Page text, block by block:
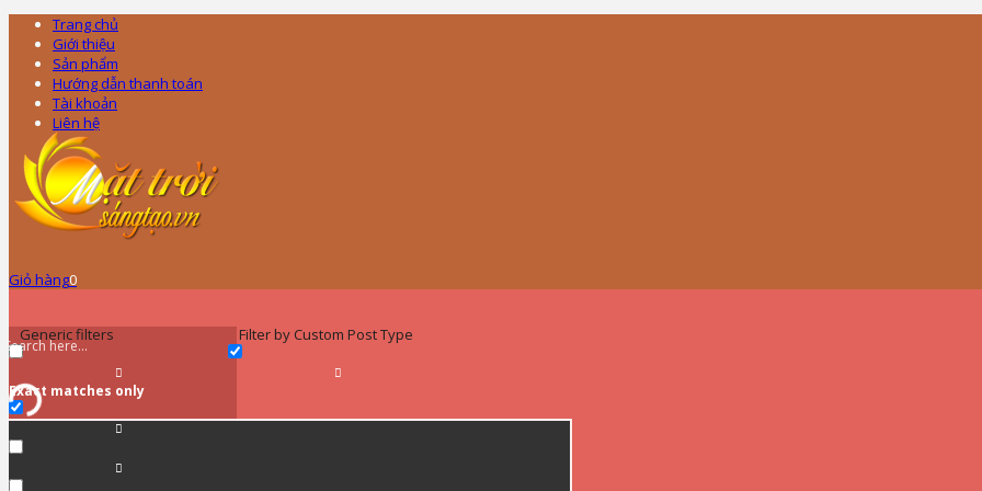
Trang chủ
Giới thiệu
Sản phẩm
Hướng dẫn thanh toán
Tài khoản
Liên hệ
Giỏ hàng0
Generic filters
Exact matches only
Filter by Custom Post Type